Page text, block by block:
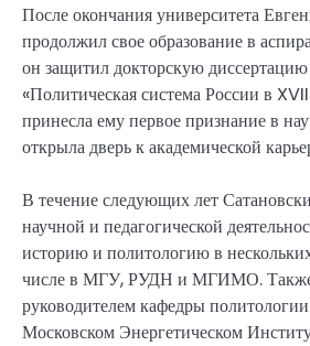
После окончания университета
продолжил свое образование в
он защитил докторскую
«Политическая система России в
принесла ему первое признание в
открыла дверь к академической
В течение следующих лет
научной и педагогической
историю и политологию в
числе в МГУ, РУДН и МГИМО.
руководителем кафедры
Московском Энергетическом